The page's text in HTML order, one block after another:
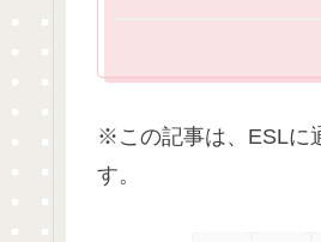
※この記事は、ESLに
す。